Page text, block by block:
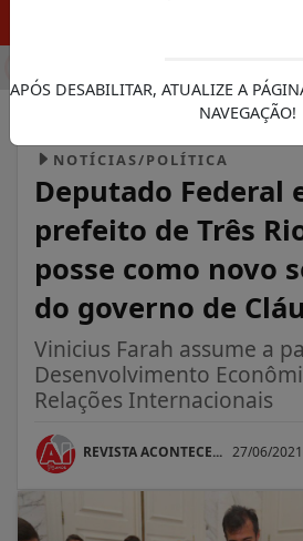
NOTÍCIAS/POLÍTICA
Deputado Federal
prefeito de Três
posse como novo
do governo de
Vinicius Farah assume a
Desenvolvimento
Relações Internacionais
REVISTA ACONTECE... 27/06/
APÓS DESABILITAR, ATUALIZE A
NAVEGAÇÃO!